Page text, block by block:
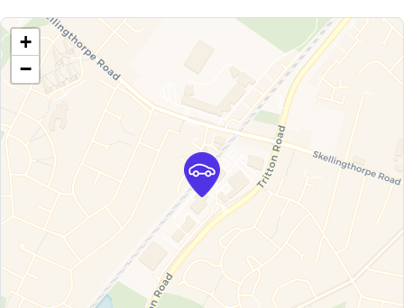
+
−